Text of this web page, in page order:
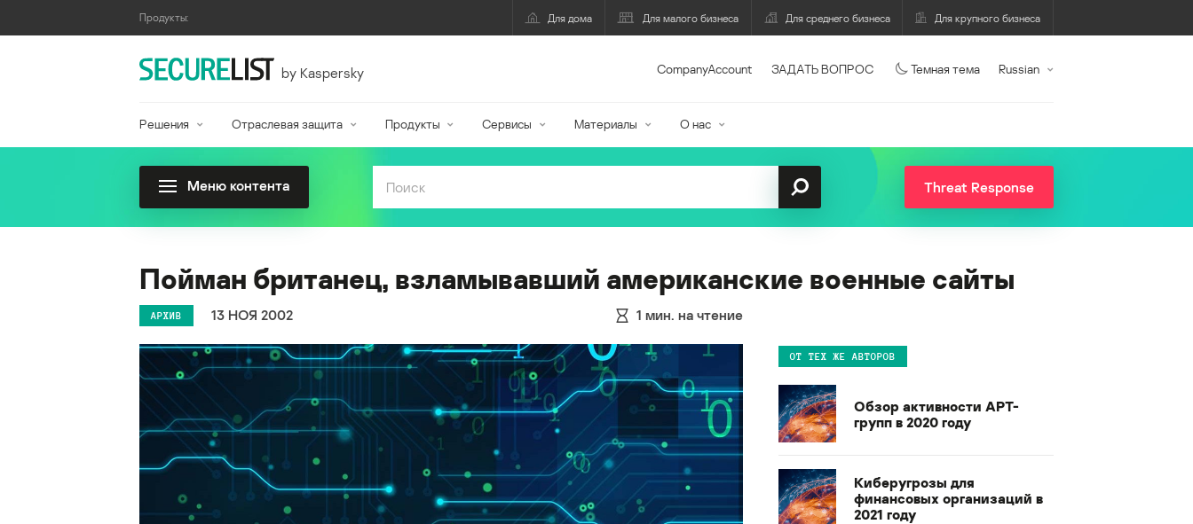
Продукты: Для дома Для малого бизнеса Для среднего бизнеса Для крупного бизнеса
by Kaspersky CompanyAccount ЗАДАТЬ ВОПРОС Темная тема Russian
Решения Отраслевая защита Продукты Сервисы Материалы О нас
Меню контента Threat Response
Пойман британец, взламывавший американские военные сайты
АРХИВ 13 НОЯ 2002 1 мин. на чтение
ОТ ТЕХ ЖЕ АВТОРОВ
Обзор активности APT-
групп в 2020 году
Киберугрозы для
финансовых организаций в
2021 году